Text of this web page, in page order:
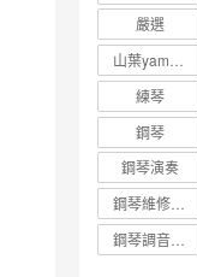
嚴選
練琴
鋼琴
鋼琴演奏